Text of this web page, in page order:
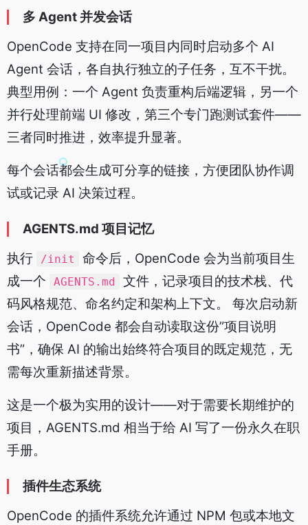
多 Agent 并发会话
OpenCode 支持在同一项目内同时启动多个 AI
Agent 会话，各自执行独立的子任务，互不干扰。
典型用例：一个 Agent 负责重构后端逻辑，另一个
并行处理前端 UI 修改，第三个专门跑测试套件——
三者同时推进，效率提升显著。
每个会话都会生成可分享的链接，方便团队协作调
试或记录 AI 决策过程。
AGENTS.md 项目记忆
执行
/init
命令后，OpenCode 会为当前项目生
成一个
AGENTS.md
文件，记录项目的技术栈、代
码风格规范、命名约定和架构上下文。 每次启动新
会话，OpenCode 都会自动读取这份”项目说明
书”，确保 AI 的输出始终符合项目的既定规范，无
需每次重新描述背景。
这是一个极为实用的设计——对于需要长期维护的
项目，AGENTS.md 相当于给 AI 写了一份永久在职
手册。
插件生态系统
OpenCode 的插件系统允许通过 NPM 包或本地文